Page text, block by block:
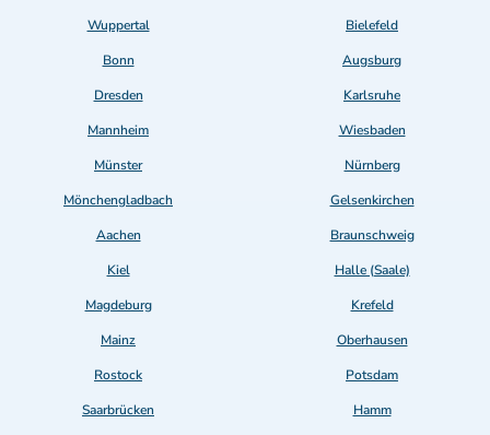
Wuppertal
Bielefeld
Bonn
Augsburg
Dresden
Karlsruhe
Mannheim
Wiesbaden
Münster
Nürnberg
Mönchengladbach
Gelsenkirchen
Aachen
Braunschweig
Kiel
Halle (Saale)
Magdeburg
Krefeld
Mainz
Oberhausen
Rostock
Potsdam
Saarbrücken
Hamm